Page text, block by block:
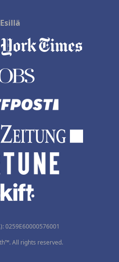
Esillä
0259Ε60000576001
All rights reserved.